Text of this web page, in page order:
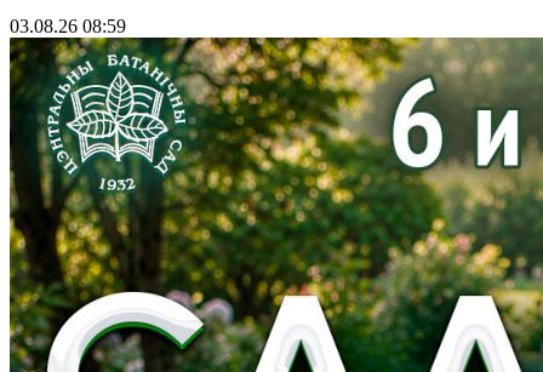
03.08.26 08:59